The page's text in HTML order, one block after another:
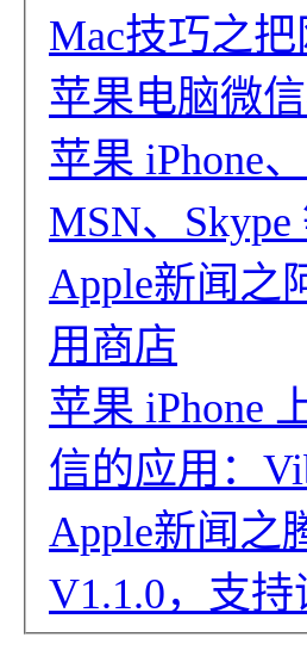
Mac技巧之
苹果电脑微
苹果 iPhone
MSN、
Apple新闻之
用商店
苹果 iPhone
信的应用：
Apple新闻之
V1.1.0，支